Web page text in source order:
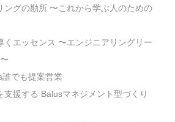
ングの勘所 〜これから学ぶ人のための
くエッセンス 〜エンジニアリングリー
でも提案営業
援する Balusマネジメント型づくり